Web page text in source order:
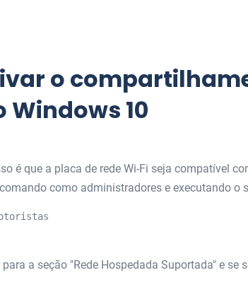
o
10
é que a placa de rede Wi-Fi seja compatível
como administradores e executando o
a seção "Rede Hospedada Suportada" e se